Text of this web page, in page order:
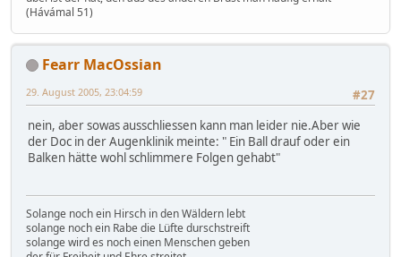
(Hávámal 51)
Fearr MacOssian
#27
29. August 2005, 23:04:59
nein, aber sowas ausschliessen kann man leider nie.Aber wie
der Doc in der Augenklinik meinte: " Ein Ball drauf oder ein
Balken hätte wohl schlimmere Folgen gehabt"
Solange noch ein Hirsch in den Wäldern lebt
solange noch ein Rabe die Lüfte durschstreift
solange wird es noch einen Menschen geben